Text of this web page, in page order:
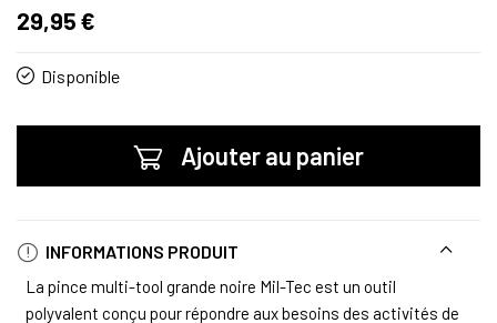
29,95 €
Disponible
Ajouter au panier
INFORMATIONS PRODUIT
La pince multi-tool grande noire Mil-Tec est un outil
polyvalent conçu pour répondre aux besoins des activités de